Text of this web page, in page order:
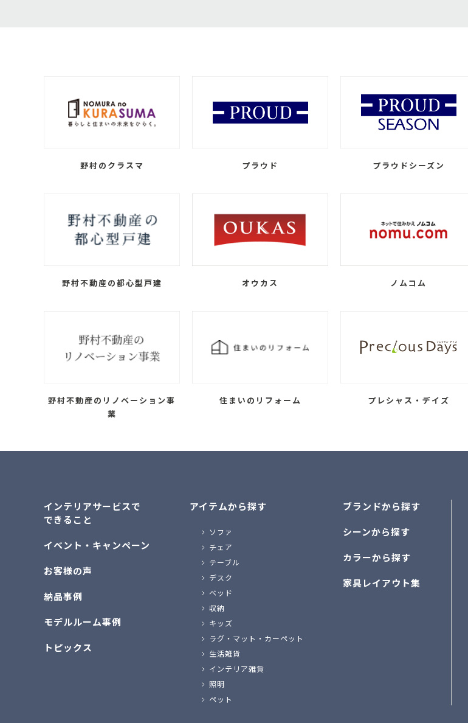
野村のクラスマ プラウド プラウドシーズン
野村不動産の都心型戸建 オウカス ノムコム
野村不動産のリノベーション事
業
住まいのリフォーム プレシャス・デイズ
インテリアサービスで
できること
イベント・キャンペーン
お客様の声
納品事例
モデルルーム事例
トピックス
アイテムから探す
ソファ
チェア
テーブル
デスク
ベッド
収納
キッズ
ラグ・マット・カーペット
生活雑貨
インテリア雑貨
照明
ペット
ブランドから探す
シーンから探す
カラーから探す
家具レイアウト集